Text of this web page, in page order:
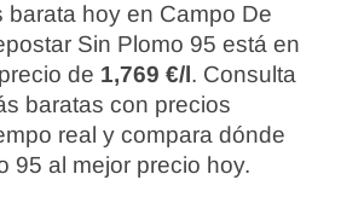
barata hoy en Campo De
Sin Plomo 95 está en
de 1,769 €/l. Consulta
baratas con precios
real y compara dónde
95 al mejor precio hoy.